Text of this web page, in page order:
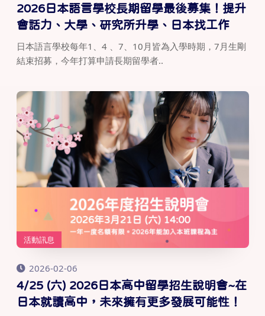
2026日本語言學校長期留學最後募集！提升
會話力、大學、研究所升學、日本找工作
日本語言學校每年1、4 、7、10月皆為入學時期，7月生剛
結束招募，今年打算申請長期留學者..
活動訊息
2026-02-06
4/25 (六) 2026日本高中留學招生說明會~在
日本就讀高中，未來擁有更多發展可能性！